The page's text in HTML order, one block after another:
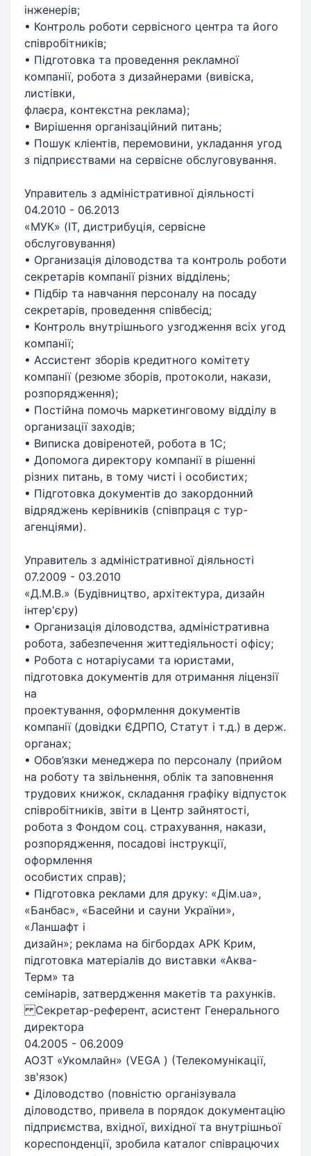
інженерів;
• Контроль роботи сервісного центра та його
співробітників;
• Підготовка та проведення рекламної
компанії, робота з дизайнерами (вивіска,
листівки,
флаєра, контекстна реклама);
• Вирішення організаційний питань;
• Пошук кліентів, перемовини, укладання угод
з підприєствами на сервісне обслуговування.
Управитель з адміністративної діяльності
04.2010 - 06.2013
«МУК» (IT, дистрибуція, сервісне
обслуговування)
• Организація діловодства та контроль роботи
секретарів компанії різних відділень;
• Підбір та навчання персоналу на посаду
секретарів, проведення співбесід;
• Контроль внутрішнього узгодження всіх угод
компанії;
• Ассистент зборів кредитного комітету
компанії (резюме зборів, протоколи, накази,
розпорядження);
• Постійна помочь маркетинговому відділу в
организації заходів;
• Виписка довіренотей, робота в 1С;
• Допомога директору компанії в рішенні
різних питань, в тому чисті і особистих;
• Підготовка документів до закордонний
відряджень керівників (співпраця с тур-
агенціями).
Управитель з адміністративної діяльності
07.2009 - 03.2010
«Д.М.В.» (Будівництво, архітектура, дизайн
інтер'єру)
• Организація діловодства, адміністративна
робота, забезпечення життедіяльності офісу;
• Робота с нотаріусами та юристами,
підготовка документів для отримання ліцензії
на
проектування, оформлення документів
компанії (довідки ЄДРПО, Статут і т.д.) в держ.
органах;
• Обов’язки менеджера по персоналу (прийом
на роботу та звільнення, облік та заповнення
трудових книжок, складання графіку відпусток
співробітників, звіти в Центр зайнятості,
робота з Фондом соц. страхування, накази,
розпорядження, посадові інструкції,
оформлення
особистих справ);
• Підготовка реклами для друку: «Дім.ua»,
«Банбас», «Басейни и сауни України»,
«Ланшафт і
дизайн»; реклама на бігбордах АРК Крим,
підготовка матеріалів до виставки «Аква-
Терм» та
семінарів, затвердження макетів та рахунків.
Секретар-референт, асистент Генерального
директора
04.2005 - 06.2009
АОЗТ «Укомлайн» (VEGA ) (Телекомунікації,
зв'язок)
• Діловодство (повністю організувала
діловодство, привела в порядок документацію
підприємства, вхідної, вихідної та внутрішньої
кореспонденції, зробила каталог співрацючих